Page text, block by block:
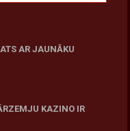
AR JAUNĀKU
KAZINO IR